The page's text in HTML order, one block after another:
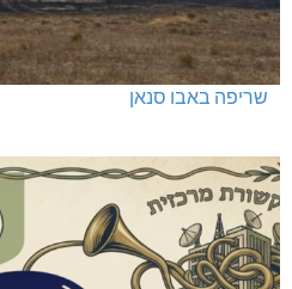
שריפה באבו סנאן